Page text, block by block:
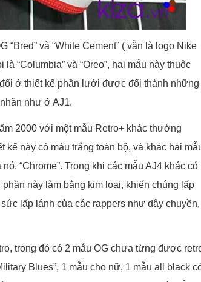
“Bred” và “White Cement” ( vẫn là logo Nike
“Columbia” và “Oreo”, hai mẫu này thuộc
ở thiết kế phần lưới được đổi thành những
như ở AJ1.
2000 với một mẫu Retro+ khác thường
kế này có màu trắng toàn bộ, và khác hai
“Chrome”. Trong khi các mẫu AJ4 khác có
này làm bằng kim loại, khiến chúng lấp
lấp lánh của các rappers như dây chuyền,
trong đó có 2 mẫu OG chưa từng được
Blues”, 1 mẫu cho nữ, 1 mẫu all black